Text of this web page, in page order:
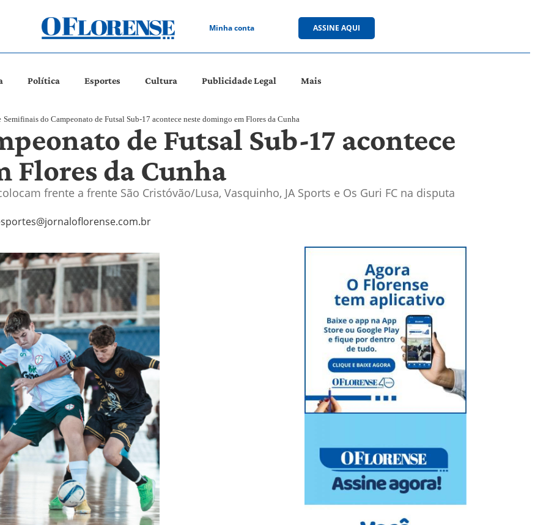
Minha conta ASSINE AQUI
Política Esportes Cultura Publicidade Legal Mais
Semifinais do Campeonato de Futsal Sub-17 acontece neste domingo em Flores da Cunha
de Futsal Sub-17 acontece
Flores da Cunha
frente a frente São Cristóvão/Lusa, Vasquinho, JA Sports e Os Guri FC na disputa